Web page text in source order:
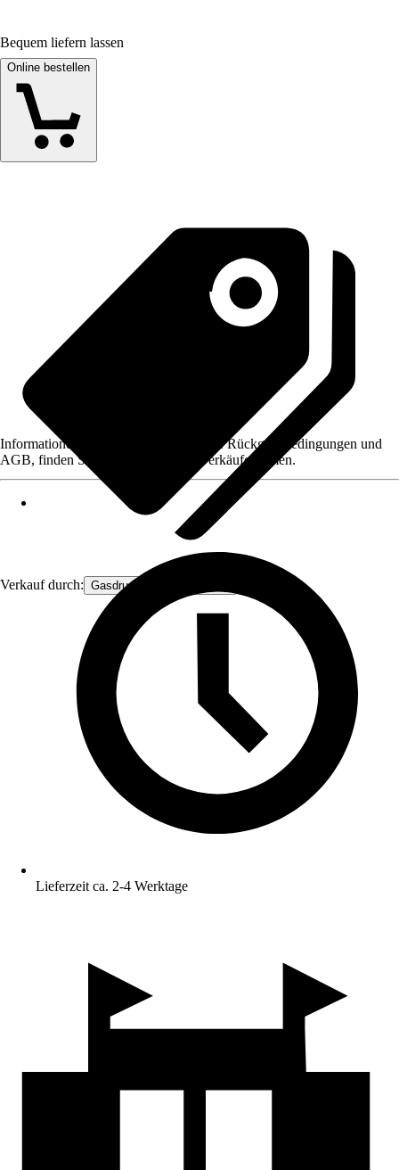
Bequem liefern lassen
Online bestellen
Verkauf durch: Gasdruckfeder Großhandel
Informationen des Verkäufers, wie z. B. Rückgabebedingungen und
AGB, finden Sie bei Klick auf den Verkäufernamen.
Lieferzeit ca. 2-4 Werktage